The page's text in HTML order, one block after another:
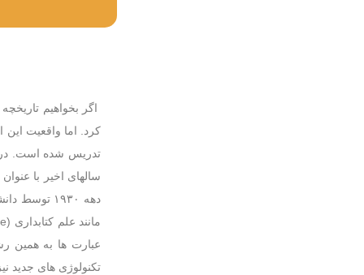
اگر بخواهیم
تدریس شده است. در
دهه ۱۹۳۰
عبارت ها به همین
تکنولوژی های جدید